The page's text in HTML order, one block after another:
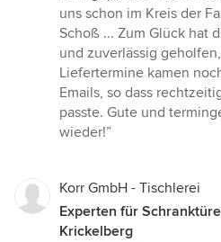
von
5
Sternen
uns schon im Kreis der
Schoß ... Zum Glück hat
und zuverlässig
Liefertermine kamen
Emails, so dass
passte. Gute und
wieder!”
Korr GmbH - Tischlerei
Experten für
Krickelberg